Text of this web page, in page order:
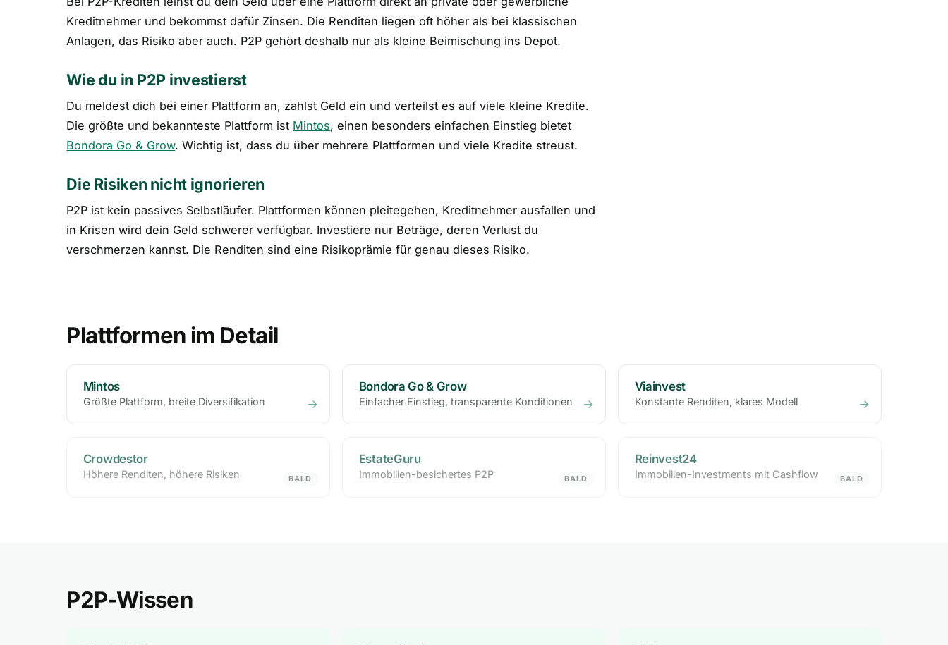
Kreditnehmer und bekommst dafür Zinsen. Die Renditen liegen oft höher als bei klassischen
Anlagen, das Risiko aber auch. P2P gehört deshalb nur als kleine Beimischung ins Depot.
Wie du in P2P investierst
Du meldest dich bei einer Plattform an, zahlst Geld ein und verteilst es auf viele kleine Kredite.
Die größte und bekannteste Plattform ist Mintos, einen besonders einfachen Einstieg bietet
Bondora Go & Grow. Wichtig ist, dass du über mehrere Plattformen und viele Kredite streust.
Die Risiken nicht ignorieren
P2P ist kein passives Selbstläufer. Plattformen können pleitegehen, Kreditnehmer ausfallen und
in Krisen wird dein Geld schwerer verfügbar. Investiere nur Beträge, deren Verlust du
verschmerzen kannst. Die Renditen sind eine Risikoprämie für genau dieses Risiko.
Plattformen im Detail
Mintos
Größte Plattform, breite Diversifikation →
Bondora Go & Grow
Einfacher Einstieg, transparente Konditionen →
Viainvest
Konstante Renditen, klares Modell →
Crowdestor
Höhere Renditen, höhere Risiken BALD
EstateGuru
Immobilien-besichertes P2P BALD
Reinvest24
Immobilien-Investments mit Cashflow BALD
P2P-Wissen